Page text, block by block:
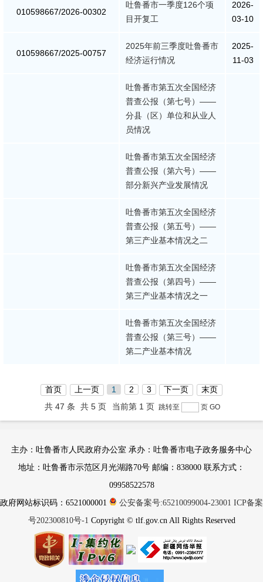
政府规章
010598667/2026-00302
吐鲁番市一季度126个项
目开复工
2026-
03-10
010598667/2025-00757
2025年前三季度吐鲁番市
经济运行情况
2025-
11-03
吐鲁番市第五次全国经济
普查公报（第七号）——
分县（区）单位和从业人
员情况
吐鲁番市第五次全国经济
普查公报（第六号）——
部分新兴产业发展情况
吐鲁番市第五次全国经济
普查公报（第五号）——
第三产业基本情况之二
吐鲁番市第五次全国经济
普查公报（第四号）——
第三产业基本情况之一
吐鲁番市第五次全国经济
普查公报（第三号）——
第二产业基本情况
首页 上一页 1 2 3 下一页
末页
共 47 条
共 5 页 当前第 1 页 跳转至 页 GO
主办：吐鲁番市人民政府办公室 承办：吐鲁番市电子政务服务中心
地址：吐鲁番市示范区月光湖路70号 邮编：838000 联系方式：
09958522578
政府网站标识码：6521000001
公安备案号:65210099004-23001 ICP备案
号202300810号-1 Copyright © tlf.gov.cn All Rights Reserved